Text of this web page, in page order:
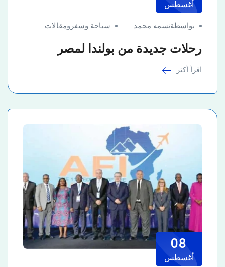
أغسطس
بواسطةنسمه محمد سياحة وسفر ومقالات
رحلات جديدة من بولندا لمصر
اقرأ أكثر
08
أغسطس